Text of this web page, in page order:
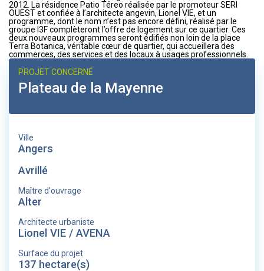
2012. La résidence Patio Téreo réalisée par le promoteur SERI
OUEST et confiée à l’architecte angevin, Lionel VIE, et un
programme, dont le nom n’est pas encore défini, réalisé par le
groupe I3F complèteront l’offre de logement sur ce quartier. Ces
deux nouveaux programmes seront édifiés non loin de la place
Terra Botanica, véritable cœur de quartier, qui accueillera des
commerces, des services et des locaux à usages professionnels.
PROJET CONCERNÉ
Plateau de la Mayenne
Ville
Angers
Avrillé
Maître d'ouvrage
Alter
Architecte urbaniste
Lionel VIE / AVENA
Surface du projet
137 hectare(s)